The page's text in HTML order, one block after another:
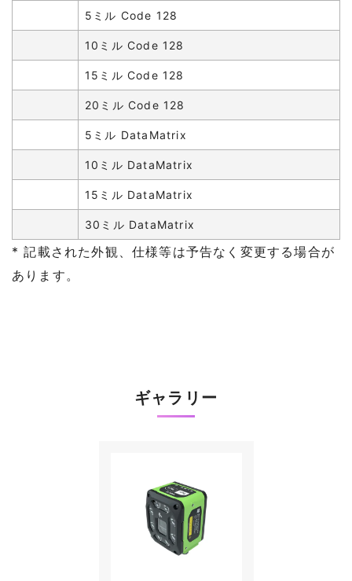
5ミル Code 128
10ミル Code 128
15ミル Code 128
20ミル Code 128
5ミル DataMatrix
10ミル DataMatrix
15ミル DataMatrix
30ミル DataMatrix
* 記載された外観、仕様等は予告なく変更する場合が
あります。
ギャラリー